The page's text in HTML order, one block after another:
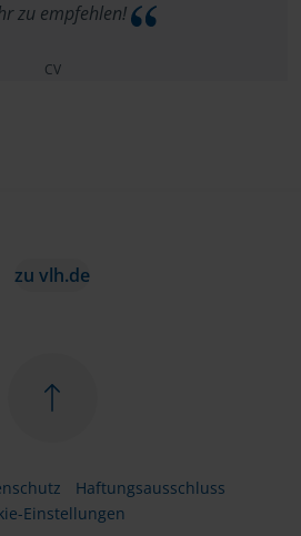
zu empfehlen!
CV
zu vlh.de
Haftungsausschluss
Einstellungen